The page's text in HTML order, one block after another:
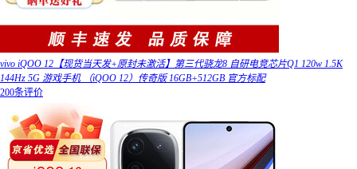
vivo iQOO 12【现货当天发+原封未激活】第三代骁龙8 自研电竞芯片Q1 120w 1.5K
144Hz 5G 游戏手机 （iQOO 12）传奇版 16GB+512GB 官方标配
200条评价